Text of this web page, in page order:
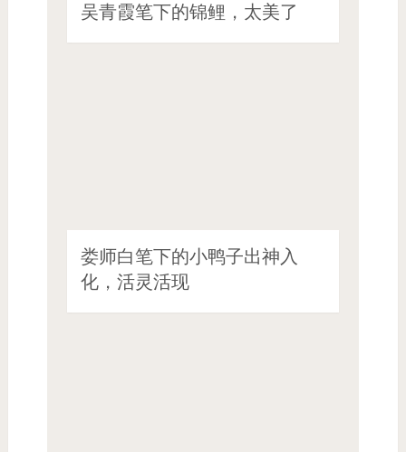
吴青霞笔下的锦鲤，太美了
娄师白笔下的小鸭子出神入
化，活灵活现